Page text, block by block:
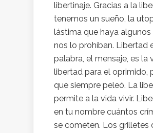
libertinaje. Gracias a la
tenemos un sueño, la
lástima que haya algunos
nos lo prohíban. Libertad
palabra, el mensaje, es la
libertad para el oprimido,
que siempre peleó. La
permite a la vida vivir.
en tu nombre cuántos
se cometen. Los grilletes